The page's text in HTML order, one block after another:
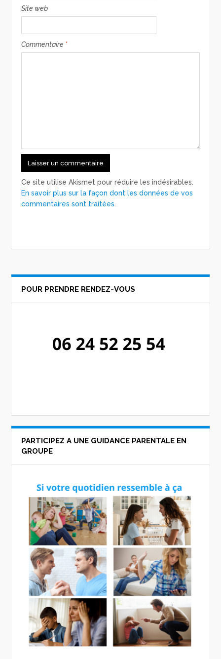
Site web
Commentaire *
Ce site utilise Akismet pour réduire les indésirables.
En savoir plus sur la façon dont les données de vos
commentaires sont traitées.
POUR PRENDRE RENDEZ-VOUS
PARTICIPEZ A UNE GUIDANCE PARENTALE EN
GROUPE